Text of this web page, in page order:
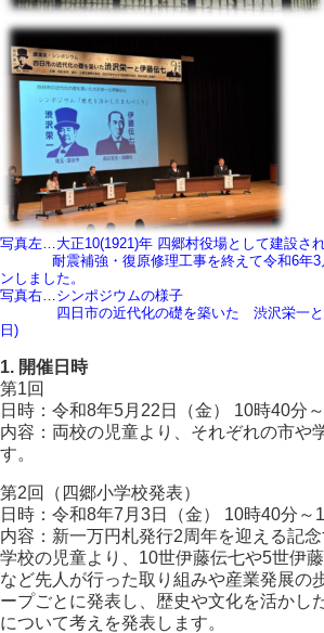
写真左…大正10(1921)年 四郷村役場として建設され
耐震補強・復原修理工事を終えて令和6年3
ンしました。
写真右…シンポジウムの様子
四日市の近代化の礎を築いた 渋沢栄一と伊
日)
1. 開催日時
第1回
日時：令和8年5月22日（金） 10時40分
内容：両校の児童より、それぞれの市や
す。
第2回（四郷小学校発表）
日時：令和8年7月3日（金） 10時40分～
内容：新一万円札発行2周年を迎える記
学校の児童より、10世伊藤伝七や5世伊
など先人が行った取り組みや産業発展の
ープごとに発表し、歴史や文化を活かし
について考えを発表します。